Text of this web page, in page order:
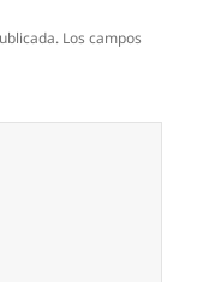
Los campos